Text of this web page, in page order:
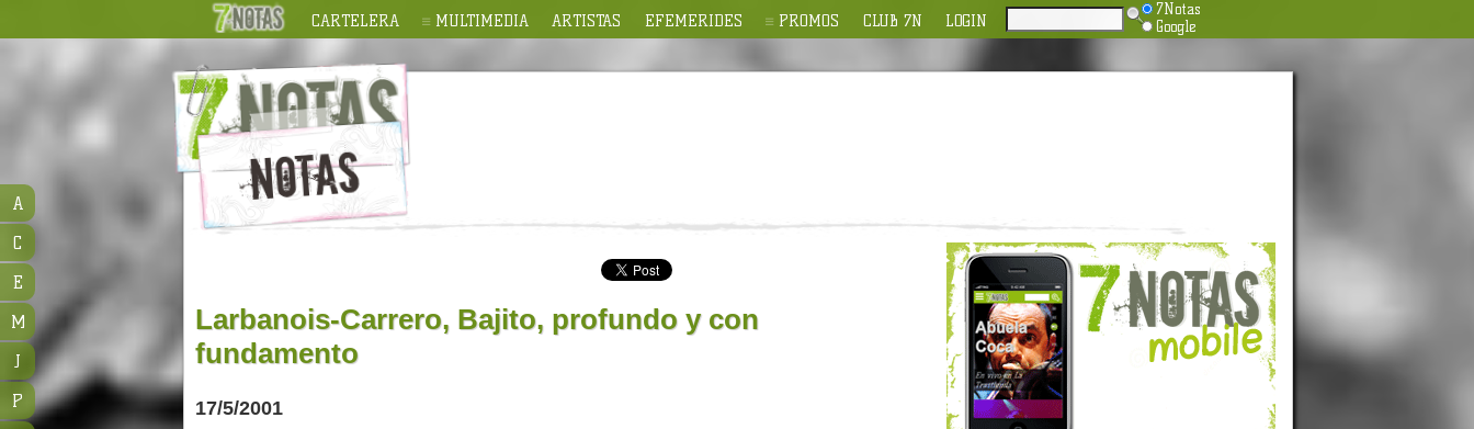
CARTELERA MULTIMEDIA ARTISTAS EFEMERIDES PROMOS CLUB 7N LOGIN
7Notas
Google
Larbanois-Carrero, Bajito, profundo y con
fundamento
17/5/2001
A
C
E
M
J
P